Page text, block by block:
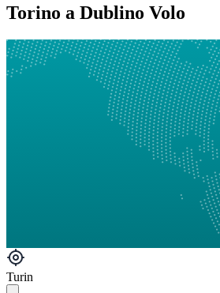
Torino a Dublino Volo
Turin